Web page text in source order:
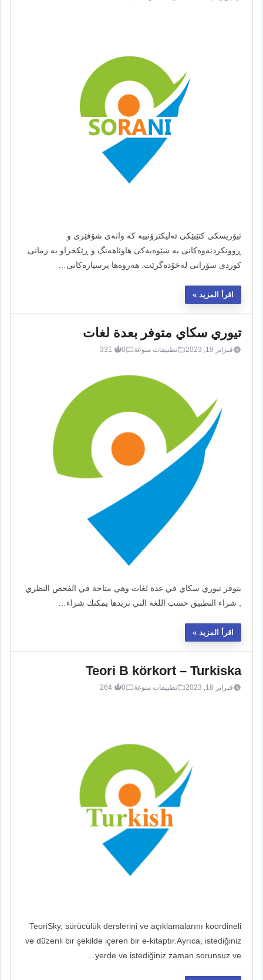
تیۆریسکی کتێبێکی ئەلیکترۆنییە کە وانەی شۆفێری و
ڕوونکردنەوەکانی بە شێوەیەکی هاوئاهەنگ و ڕێکخراو بە زمانی
کوردی سۆرانی لەخۆدەگرێت. هەروەها پرسیارەکانی…
اقرأ المزيد
تيوري سكاي متوفر بعدة لغات
فبراير 19, 2023 تطبيقات منوعة 0
331
يتوفر تيوري سكاي في عدة لغات وهي متاحة في الفحص النظري
, شراء التطبيق حسب اللغة التي تريدها يمكنك شراء…
اقرأ المزيد
Teori B körkort – Turkiska
فبراير 18, 2023 تطبيقات منوعة 0
264
TeoriSky, sürücülük derslerini ve açıklamalarını koordineli
ve düzenli bir şekilde içeren bir e-kitaptır.Ayrıca, istediğiniz
yerde ve istediğiniz zaman sorunsuz ve…